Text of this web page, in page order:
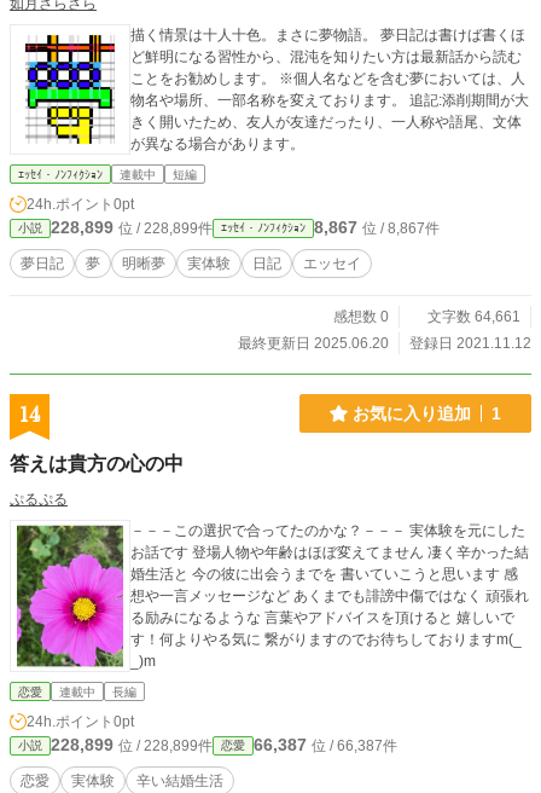
如月さらさら
描く情景は十人十色。まさに夢物語。 夢日記は書けば書くほ
ど鮮明になる習性から、混沌を知りたい方は最新話から読む
ことをお勧めします。 ※個人名などを含む夢においては、人
物名や場所、一部名称を変えております。 追記:添削期間が大
きく開いたため、友人が友達だったり、一人称や語尾、文体
が異なる場合があります。
ｴｯｾｲ・ﾉﾝﾌｨｸｼｮﾝ 連載中 短編
24h.ポイント 0pt
小説 228,899 位 / 228,899件 ｴｯｾｲ・ﾉﾝﾌｨｸｼｮﾝ 8,867 位 / 8,867件
夢日記 夢 明晰夢 実体験 日記 エッセイ
感想数 0
文字数 64,661
最終更新日 2025.06.20
登録日 2021.11.12
14 お気に入り追加 1
答えは貴方の心の中
ぷるぷる
－－－この選択で合ってたのかな？－－－ 実体験を元にした
お話です 登場人物や年齢はほぼ変えてません 凄く辛かった結
婚生活と 今の彼に出会うまでを 書いていこうと思います 感
想や一言メッセージなど あくまでも誹謗中傷ではなく 頑張れ
る励みになるような 言葉やアドバイスを頂けると 嬉しいで
す！何よりやる気に 繋がりますのでお待ちしておりますm(_
_)m
恋愛 連載中 長編
24h.ポイント 0pt
小説 228,899 位 / 228,899件 恋愛 66,387 位 / 66,387件
恋愛 実体験 辛い結婚生活